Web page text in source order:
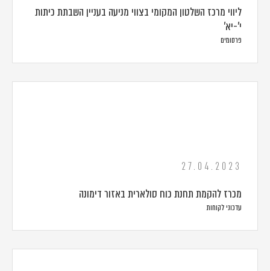
ליווי מרכז השלטון המקומי בצווי מניעה בעניין השבתת כיתות
י'-יא'
פרסומים
27.04.2023
מכרז להקמת תחנת כוח סולארית באזור דימונה
עדכוני לקוחות